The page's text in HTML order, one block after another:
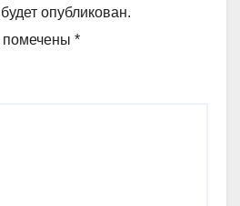
опубликован.
помечены *